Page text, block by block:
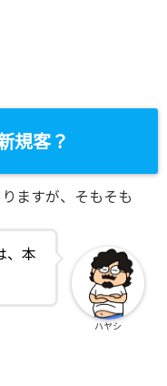
規客？
ますが、そもそも
、本
ハヤシ